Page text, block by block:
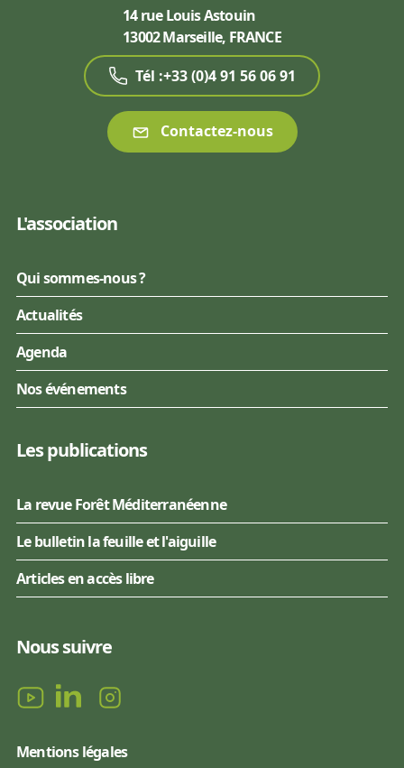
14 rue Louis Astouin
13002 Marseille, FRANCE
Tél :+33 (0)4 91 56 06 91
Contactez-nous
L'association
Qui sommes-nous ?
Actualités
Agenda
Nos événements
Les publications
La revue Forêt Méditerranéenne
Le bulletin la feuille et l'aiguille
Articles en accès libre
Nous suivre
Mentions légales